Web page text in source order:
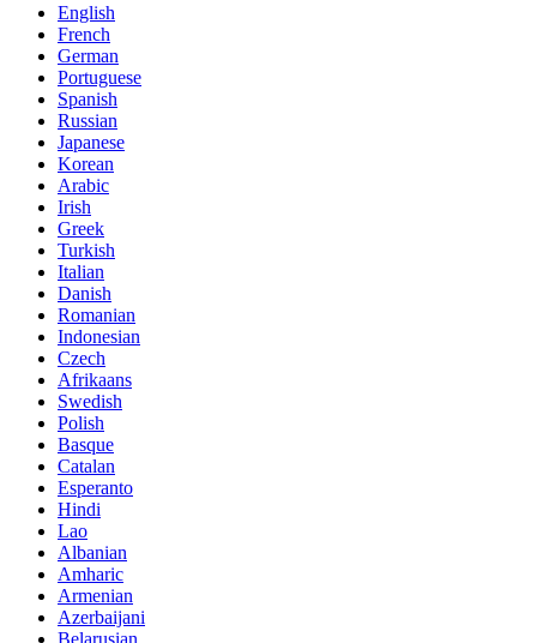
English
French
German
Portuguese
Spanish
Russian
Japanese
Korean
Arabic
Irish
Greek
Turkish
Italian
Danish
Romanian
Indonesian
Czech
Afrikaans
Swedish
Polish
Basque
Catalan
Esperanto
Hindi
Lao
Albanian
Amharic
Armenian
Azerbaijani
Belarusian